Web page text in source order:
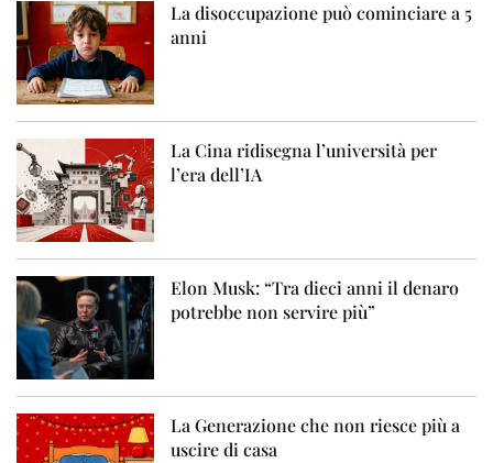
La disoccupazione può cominciare a 5
anni
La Cina ridisegna l’università per
l’era dell’IA
Elon Musk: “Tra dieci anni il denaro
potrebbe non servire più”
La Generazione che non riesce più a
uscire di casa